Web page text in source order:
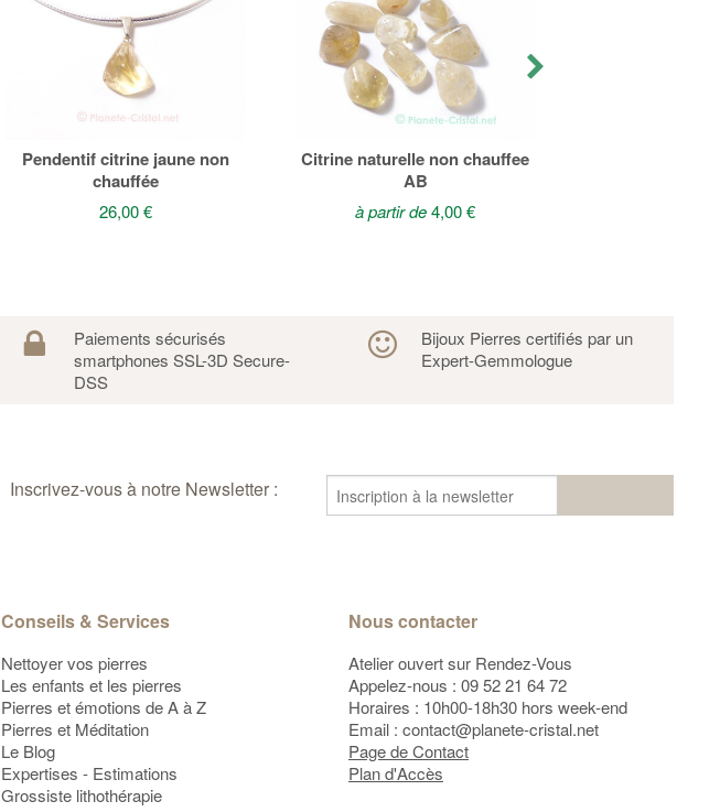
Pendentif citrine jaune non
chauffée
26,00 €
Citrine naturelle non chauffee
AB
à partir de4,00 €
Paiements sécurisés
smartphones SSL-3D Secure-
DSS
Bijoux Pierres certifiés par un
Expert-Gemmologue
Inscrivez-vous à notre Newsletter :
Conseils & Services
Nettoyer vos pierres
Les enfants et les pierres
Pierres et émotions de A à Z
Pierres et Méditation
Le Blog
Expertises - Estimations
Grossiste lithothérapie
Nous contacter
Atelier ouvert sur Rendez-Vous
Appelez-nous : 09 52 21 64 72
Horaires : 10h00-18h30 hors week-end
Email : contact@planete-cristal.net
Page de Contact
Plan d'Accès